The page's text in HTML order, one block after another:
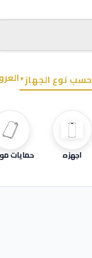
حسب نوع الجهاز ▼
اجهزه حمايات